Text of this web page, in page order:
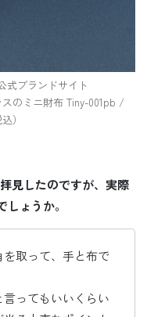
式ブランドサイト
のミニ財布 Tiny-001pb /
）
見したのですが、実際
ょうか。
取って、手と布で
ってもいいくらい